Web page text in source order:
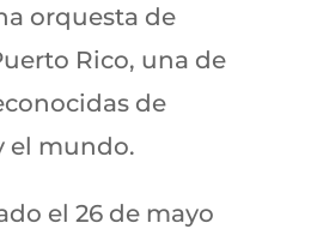
orquesta de
Rico, una de
de
el mundo.
el 26 de mayo